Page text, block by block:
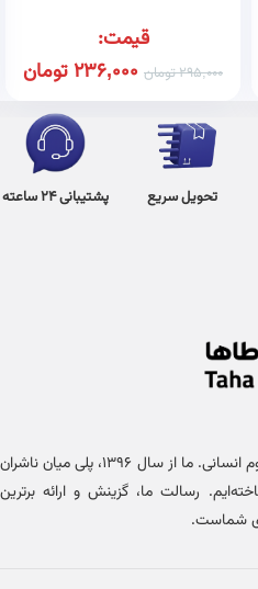
قیمت:
295,000تومان 236,000تومان
تحویل سریع پشتیبانی 24 ساعته
خانه کتاب طاها، مرجع تخصصی آثار علوم انسانی. ما از سال ۱۳۹۶، پلی میان ناشران
رسالت ما، گزینش و ارائه برترین
شماست.